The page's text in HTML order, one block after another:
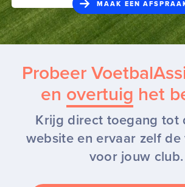
Probeer
en overtuig het
Krijg direct toegang tot
website en ervaar zelf
voor jouw club.